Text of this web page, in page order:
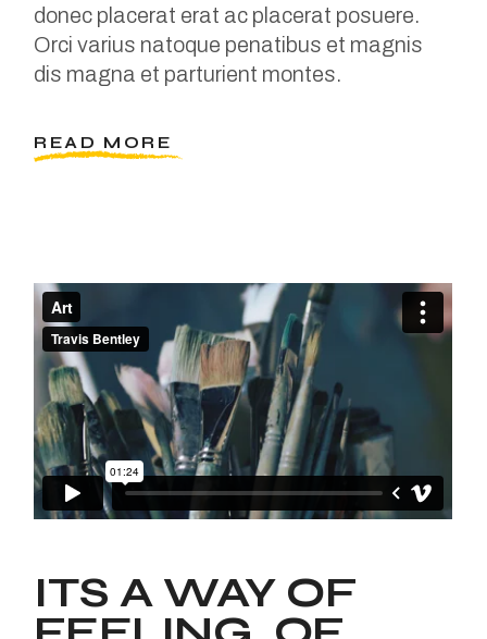
donec placerat erat ac placerat posuere.
Orci varius natoque penatibus et magnis
dis magna et parturient montes.
READ MORE
ITS A WAY OF